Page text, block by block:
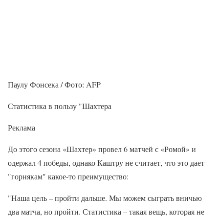
Паулу Фонсека / Фото: AFP
Статистика в пользу "Шахтера
Реклама
До этого сезона «Шахтер» провел 6 матчей с «Ромой» и
одержал 4 победы, однако Каштру не считает, что это дает
"горнякам" какое-то преимущество:
"Наша цель – пройти дальше. Мы можем сыграть вничью
два матча, но пройти. Статистика – такая вещь, которая не